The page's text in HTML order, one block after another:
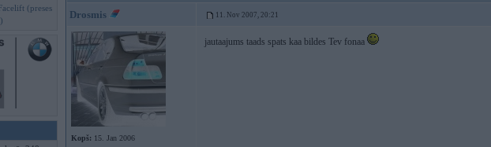
(preses
Drosmis 11. Nov 2007, 20:21
Kopš: 15. Jan 2006
jautaajums taads spats kaa bildes Tev fonaa